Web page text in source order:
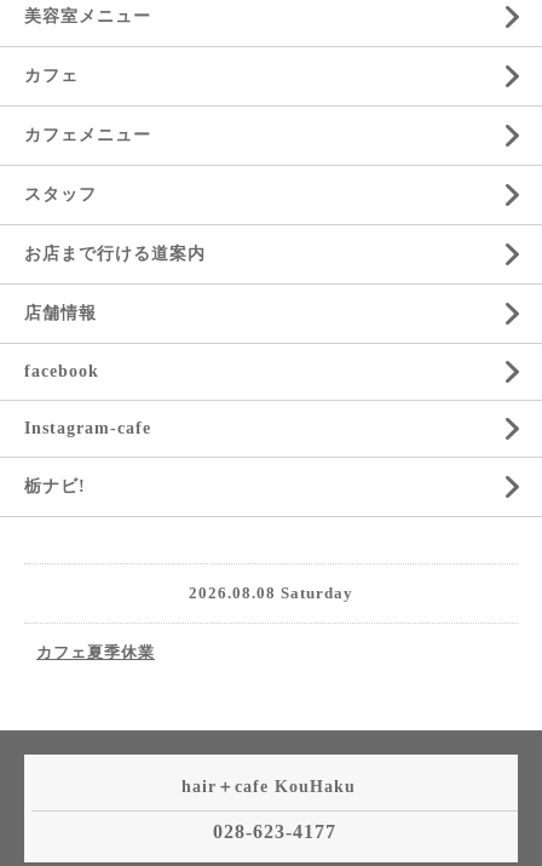
美容室メニュー
カフェ
カフェメニュー
スタッフ
お店まで行ける道案内
店舗情報
facebook
Instagram-cafe
栃ナビ!
2026.08.08 Saturday
カフェ夏季休業
hair＋cafe KouHaku
028-623-4177